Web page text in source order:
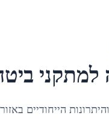
הייחודיים